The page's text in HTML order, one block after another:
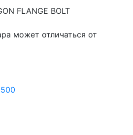
может отличаться от